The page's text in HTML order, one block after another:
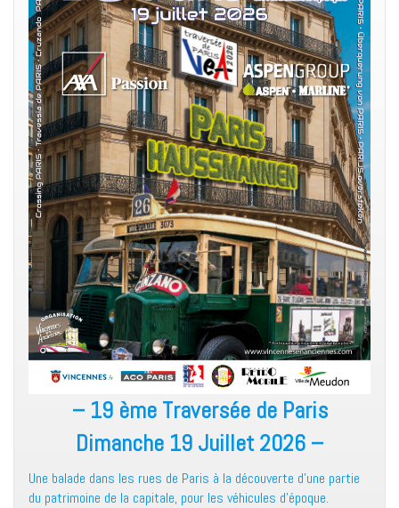
– 19 ème Traversée de Paris
Dimanche 19 Juillet 2026 –
Une balade dans les rues de Paris à la découverte d’une partie
du patrimoine de la capitale, pour les véhicules d’époque.